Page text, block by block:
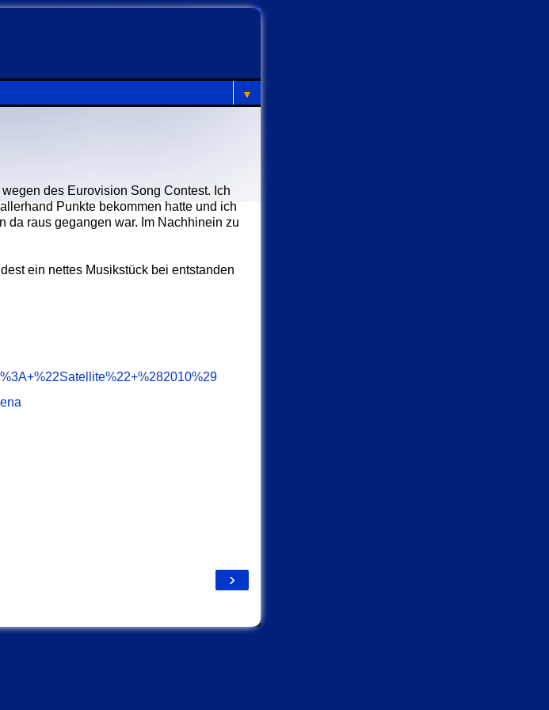
▼
des Eurovision Song Contest. Ich
Punkte bekommen hatte und ich
da raus gegangen war. Im Nachhinein zu
ein nettes Musikstück bei entstanden
›